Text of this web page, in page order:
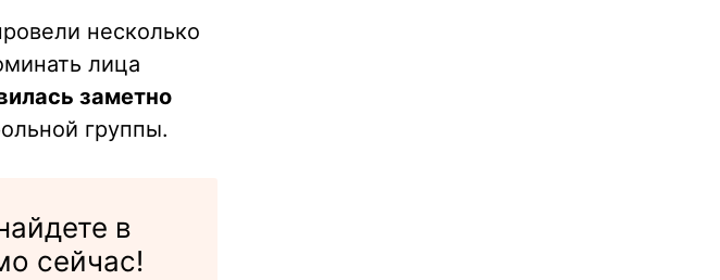
несколько
лица
заметно
группы.
в
сейчас!